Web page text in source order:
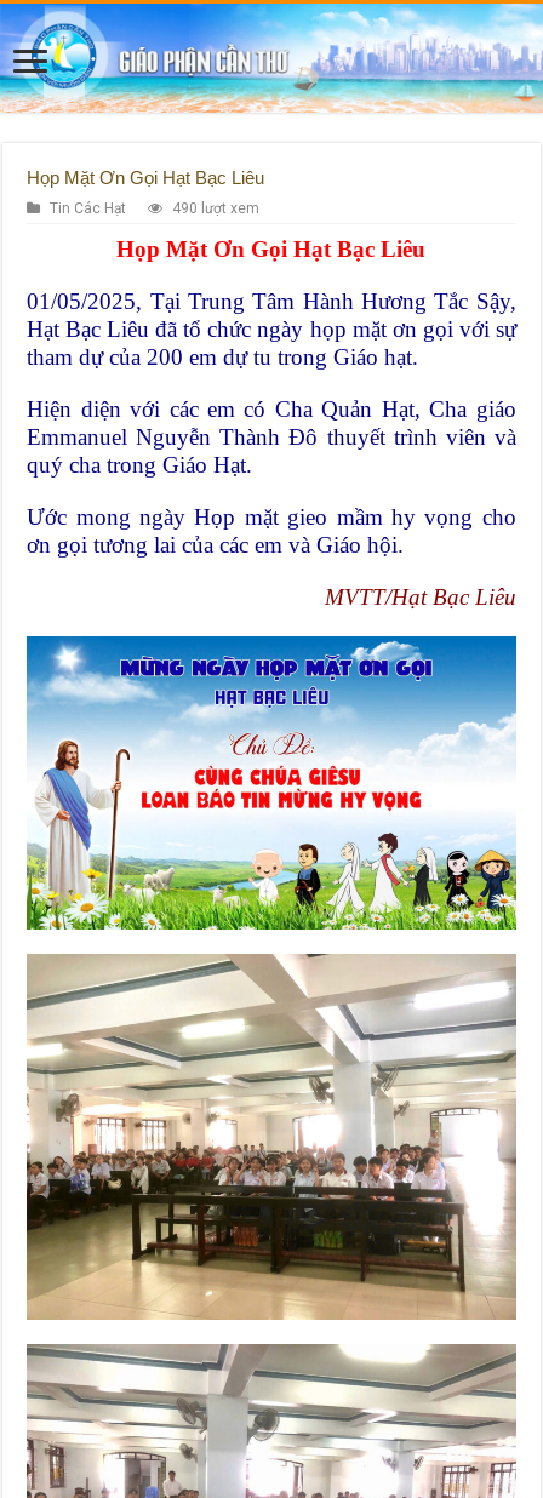
Họp Mặt Ơn Gọi Hạt Bạc Liêu
Tin Các Hạt 490 lượt xem
Họp Mặt Ơn Gọi Hạt Bạc Liêu
01/05/2025, Tại Trung Tâm Hành Hương Tắc Sậy,
Hạt Bạc Liêu đã tổ chức ngày họp mặt ơn gọi với sự
tham dự của 200 em dự tu trong Giáo hạt.
Hiện diện với các em có Cha Quản Hạt, Cha giáo
Emmanuel Nguyễn Thành Đô thuyết trình viên và
quý cha trong Giáo Hạt.
Ước mong ngày Họp mặt gieo mầm hy vọng cho
ơn gọi tương lai của các em và Giáo hội.
MVTT/Hạt Bạc Liêu